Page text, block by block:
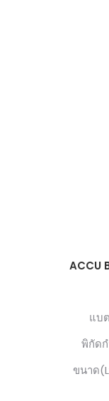
ACCU
แบ
พิกัดก
ขนาด